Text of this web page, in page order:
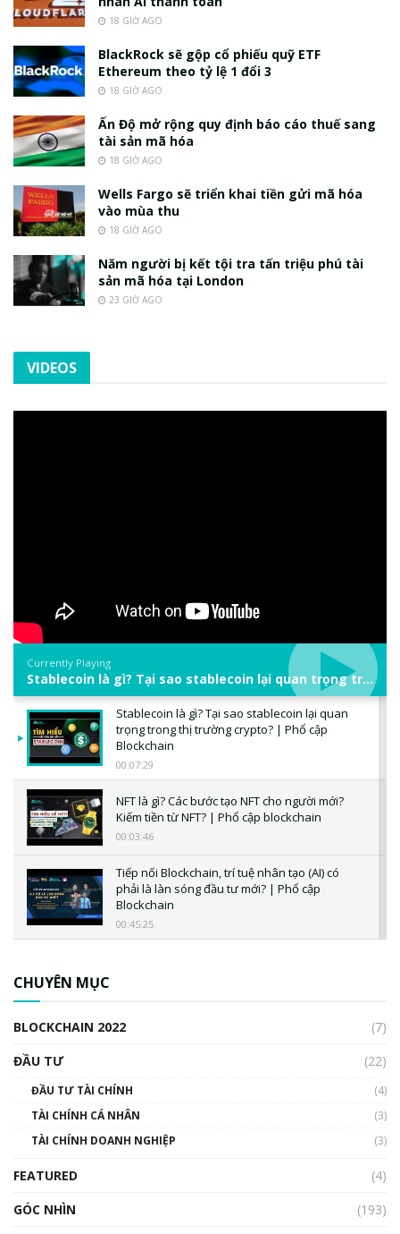
18 GIỜ AGO
BlackRock sẽ gộp cổ phiếu quỹ ETF
Ethereum theo tỷ lệ 1 đổi 3
18 GIỜ AGO
Ấn Độ mở rộng quy định báo cáo thuế sang
tài sản mã hóa
18 GIỜ AGO
Wells Fargo sẽ triển khai tiền gửi mã hóa
vào mùa thu
18 GIỜ AGO
Năm người bị kết tội tra tấn triệu phú tài
sản mã hóa tại London
23 GIỜ AGO
VIDEOS
Currently Playing
Stablecoin là gì? Tại sao stablecoin lại quan trọng trong thị trường crypto? | Phổ cập Blockchain
Stablecoin là gì? Tại sao stablecoin lại quan
trọng trong thị trường crypto? | Phổ cập
Blockchain
00:07:29
NFT là gì? Các bước tạo NFT cho người mới?
Kiếm tiền từ NFT? | Phổ cập blockchain
00:03:46
Tiếp nối Blockchain, trí tuệ nhân tạo (AI) có
phải là làn sóng đầu tư mới? | Phổ cập
Blockchain
00:45:25
00:02:14
Nhìn lại năm 2022: Những sự kiện ảnh hưởng
đến hệ sinh thái tiền mã hoá | Phổ cập
CHUYÊN MỤC
BLOCKCHAIN 2022
(7)
ĐẦU TƯ
(22)
ĐẦU TƯ TÀI CHÍNH
(4)
TÀI CHÍNH CÁ NHÂN
(3)
TÀI CHÍNH DOANH NGHIỆP
(3)
FEATURED
(4)
GÓC NHÌN
(193)